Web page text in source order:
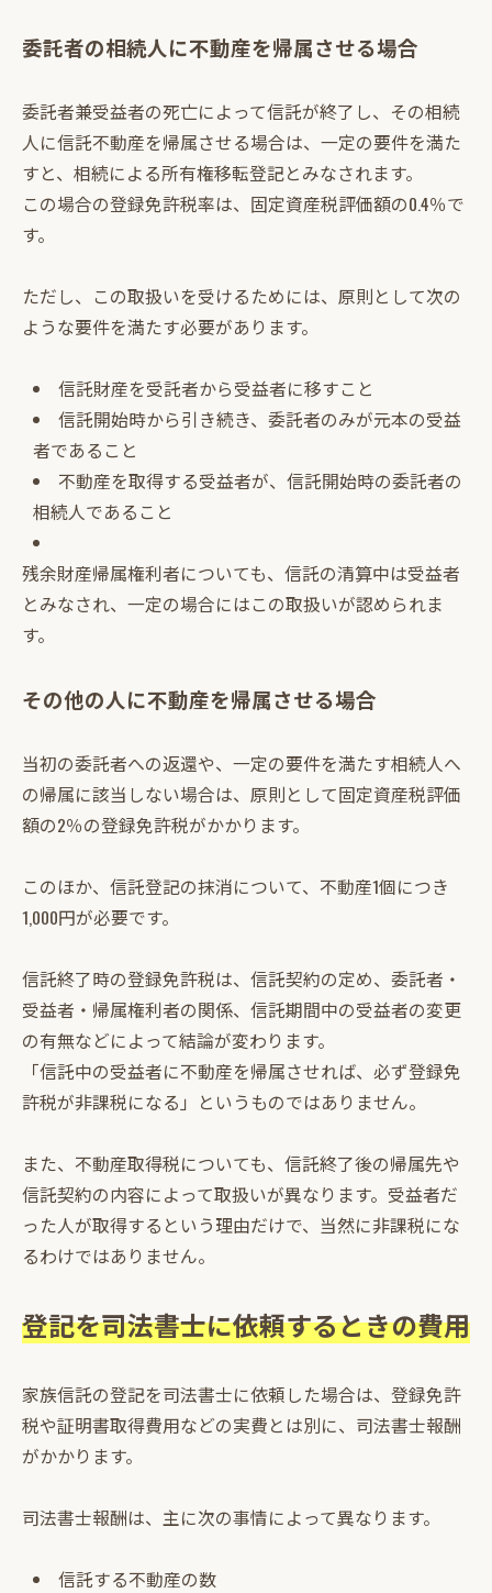
委託者の相続人に不動産を帰属させる場合
委託者兼受益者の死亡によって信託が終了し、その相続
人に信託不動産を帰属させる場合は、一定の要件を満た
すと、相続による所有権移転登記とみなされます。
この場合の登録免許税率は、固定資産税評価額の0.4％で
す。
ただし、この取扱いを受けるためには、原則として次の
ような要件を満たす必要があります。
信託財産を受託者から受益者に移すこと
信託開始時から引き続き、委託者のみが元本の受益
者であること
不動産を取得する受益者が、信託開始時の委託者の
相続人であること
残余財産帰属権利者についても、信託の清算中は受益者
とみなされ、一定の場合にはこの取扱いが認められま
す。
その他の人に不動産を帰属させる場合
当初の委託者への返還や、一定の要件を満たす相続人へ
の帰属に該当しない場合は、原則として固定資産税評価
額の2％の登録免許税がかかります。
このほか、信託登記の抹消について、不動産1個につき
1,000円が必要です。
信託終了時の登録免許税は、信託契約の定め、委託者・
受益者・帰属権利者の関係、信託期間中の受益者の変更
の有無などによって結論が変わります。
「信託中の受益者に不動産を帰属させれば、必ず登録免
許税が非課税になる」というものではありません。
また、不動産取得税についても、信託終了後の帰属先や
信託契約の内容によって取扱いが異なります。受益者だ
った人が取得するという理由だけで、当然に非課税にな
るわけではありません。
登記を司法書士に依頼するときの費用
家族信託の登記を司法書士に依頼した場合は、登録免許
税や証明書取得費用などの実費とは別に、司法書士報酬
がかかります。
司法書士報酬は、主に次の事情によって異なります。
信託する不動産の数